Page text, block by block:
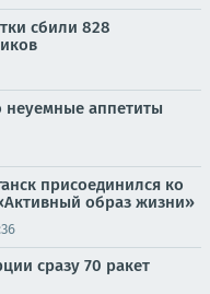
сбили 828
аппетиты
присоединился ко
образ жизни»
сразу 70 ракет